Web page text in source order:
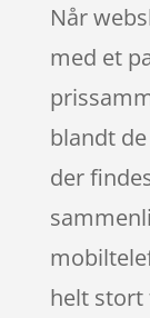
Når
med et
blandt
der
helt stort